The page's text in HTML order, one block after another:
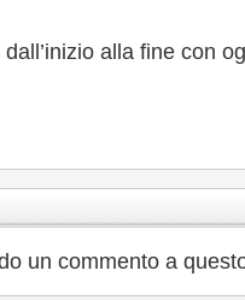
alla fine con
un commento a